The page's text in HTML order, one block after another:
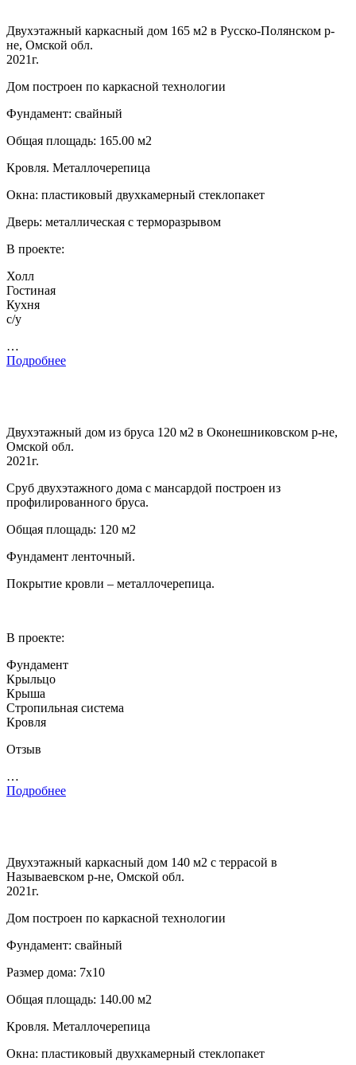
Двухэтажный каркасный дом 165 м2 в Русско-Полянском р-
не, Омской обл.
2021г.
Дом построен по каркасной технологии
Фундамент: свайный
Общая площадь: 165.00 м2
Кровля. Металлочерепица
Окна: пластиковый двухкамерный стеклопакет
Дверь: металлическая с терморазрывом
В проекте:
Холл
Гостиная
Кухня
с/у
…
Подробнее
Двухэтажный дом из бруса 120 м2 в Оконешниковском р-не,
Омской обл.
2021г.
Сруб двухэтажного дома с мансардой построен из
профилированного бруса.
Общая площадь: 120 м2
Фундамент ленточный.
Покрытие кровли – металлочерепица.
В проекте:
Фундамент
Крыльцо
Крыша
Стропильная система
Кровля
Отзыв
…
Подробнее
Двухэтажный каркасный дом 140 м2 с террасой в
Называевском р-не, Омской обл.
2021г.
Дом построен по каркасной технологии
Фундамент: свайный
Размер дома: 7х10
Общая площадь: 140.00 м2
Кровля. Металлочерепица
Окна: пластиковый двухкамерный стеклопакет